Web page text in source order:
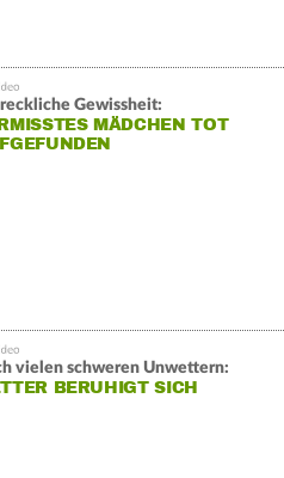
Gewissheit:
MÄDCHEN TOT
vielen schweren Unwettern:
BERUHIGT SICH